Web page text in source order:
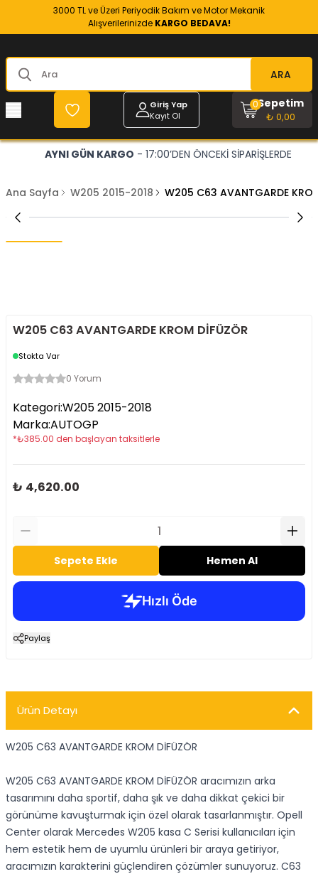
3000 TL ve Üzeri Periyodik Bakım ve Motor Mekanik
Alışverilerinizde KARGO BEDAVA!
ARA
Giriş Yap
Kayıt Ol
Sepetim
₺ 0,00
0
AYNI GÜN KARGO - 17:00’DEN ÖNCEKİ SİPARİŞLERDE
Ana Sayfa W205 2015-2018 W205 C63 AVANTGARDE
W205 C63 AVANTGARDE KROM DİFÜZÖR
Stokta Var
0 Yorum
Kategori:W205 2015-2018
Marka:AUTOGP
*₺385.00 den başlayan taksitlerle
₺ 4,620.00
Sepete Ekle Hemen Al
Paylaş
Ürün Detayı
W205 C63 AVANTGARDE KROM DİFÜZÖR
W205 C63 AVANTGARDE KROM DİFÜZÖR aracımızın arka
tasarımını daha sportif, daha şık ve daha dikkat çekici bir
görünüme kavuşturmak için özel olarak tasarlanmıştır. Opell
Center olarak Mercedes W205 kasa C Serisi kullanıcıları için
hem estetik hem de uyumlu ürünleri bir araya getiriyor,
aracımızın karakterini güçlendiren çözümler sunuyoruz. C63